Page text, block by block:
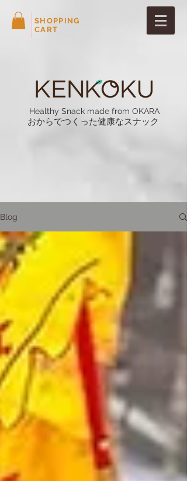
SHOPPING
CART
Healthy Snack made from OKARA
おからでつくった健康なスナック
Blog